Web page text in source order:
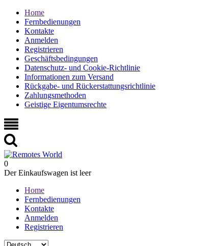
Home
Fernbedienungen
Kontakte
Anmelden
Registrieren
Geschäftsbedingungen
Datenschutz- und Cookie-Richtlinie
Informationen zum Versand
Rückgabe- und Rückerstattungsrichtlinie
Zahlungsmethoden
Geistige Eigentumsrechte
0
Der Einkaufswagen ist leer
Home
Fernbedienungen
Kontakte
Anmelden
Registrieren